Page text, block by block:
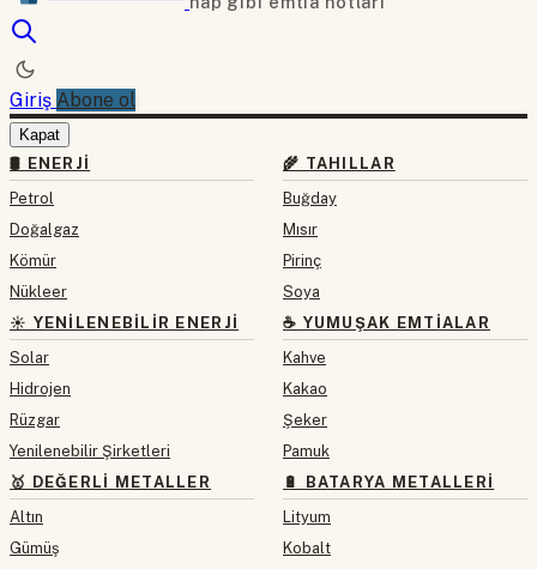
Giriş Abone ol
Kapat
🛢 ENERJI
Petrol
Doğalgaz
Kömür
Nükleer
☀️ YENILENEBILIR ENERJI
Solar
Hidrojen
Rüzgar
Yenilenebilir Şirketleri
🥇 DEĞERLI METALLER
Altın
Gümüş
🌾 TAHILLAR
Buğday
Mısır
Pirinç
Soya
☕ YUMUŞAK EMTIALAR
Kahve
Kakao
Şeker
Pamuk
🔋 BATARYA METALLERI
Lityum
Kobalt